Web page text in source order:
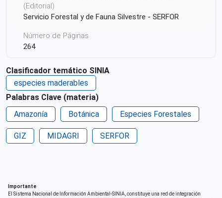
(Editorial)
Servicio Forestal y de Fauna Silvestre - SERFOR
Número de Páginas
264
Idioma
Español
Código ISBN
2023-04600
Ciudad de Origen
Lima
Patrocinio
Deutsche Gesellschaft für Internationale
Clasificador temático SINIA
especies maderables
Palabras Clave (materia)
Amazonía
Botánica Especies Forestales
GIZ MIDAGRI SERFOR
Importante
El Sistema Nacional de Información Ambiental-SINIA, constituye una red de integración